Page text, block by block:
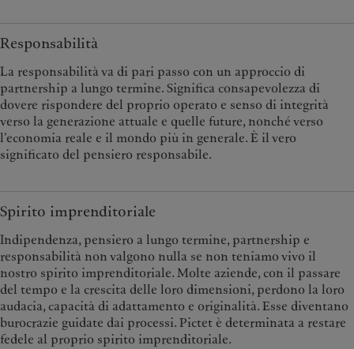
Responsabilità
La responsabilità va di pari passo con un approccio di
partnership a lungo termine. Significa consapevolezza di
dovere rispondere del proprio operato e senso di integrità
verso la generazione attuale e quelle future, nonché verso
l’economia reale e il mondo più in generale. È il vero
significato del pensiero responsabile.
Spirito imprenditoriale
Indipendenza, pensiero a lungo termine, partnership e
responsabilità non valgono nulla se non teniamo vivo il
nostro spirito imprenditoriale. Molte aziende, con il passare
del tempo e la crescita delle loro dimensioni, perdono la loro
audacia, capacità di adattamento e originalità. Esse diventano
burocrazie guidate dai processi. Pictet è determinata a restare
fedele al proprio spirito imprenditoriale.